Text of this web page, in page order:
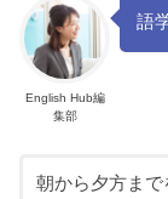
English Hub編
集部
語
朝から夕方ま